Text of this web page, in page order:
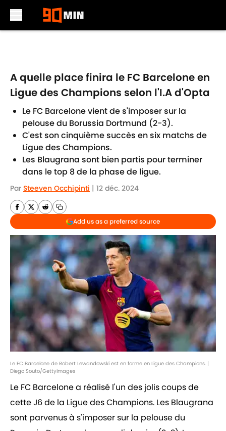
A quelle place finira le FC Barcelone en
Ligue des Champions selon l'I.A d'Opta
Le FC Barcelone vient de s'imposer sur la
pelouse du Borussia Dortmund (2-3).
C'est son cinquième succès en six matchs de
Ligue des Champions.
Les Blaugrana sont bien partis pour terminer
dans le top 8 de la phase de ligue.
Par Steeven Occhipinti | 12 déc. 2024
Add us as a preferred source
Le FC Barcelone de Robert Lewandowski est en forme en Ligue des Champions. |
Diego Souto/GettyImages
Le FC Barcelone a réalisé l'un des jolis coups de
cette J6 de la Ligue des Champions. Les Blaugrana
sont parvenus à s'imposer sur la pelouse du